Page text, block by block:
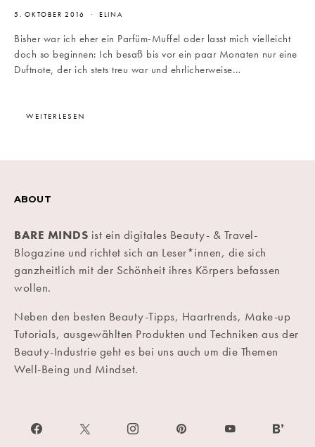
5. OKTOBER 2016 ELINA
Bisher war ich eher ein Parfüm-Muffel oder lasst mich vielleicht
doch so beginnen: Ich besaß bis vor ein paar Monaten nur eine
Duftnote, der ich stets treu war und ehrlicherweise…
WEITERLESEN
ABOUT
BARE MINDS ist ein digitales Beauty- & Travel-
Blogazine und richtet sich an Leser*innen, die sich
ganzheitlich mit der Schönheit ihres Körpers befassen
wollen.
Neben den besten Beauty-Tipps, Haartrends, Make-up
Tutorials, ausgewählten Produkten und Techniken aus der
Beauty-Industrie geht es bei uns auch um die Themen
Well-Being und Mindset.